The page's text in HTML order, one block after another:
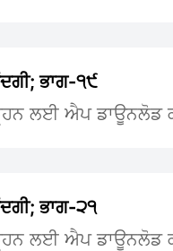
ਭਾਗ-੧੯
ਲਈ ਐਪ ਡਾਊਨਲੋਡ
ਭਾਗ-੨੧
ਲਈ ਐਪ ਡਾਊਨਲੋਡ